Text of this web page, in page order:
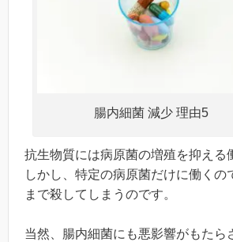
腸内細菌 減少 理由5
抗生物質には病原菌の増殖を抑える
しかし、特定の病原菌だけに働くの
まで殺してしまうのです。
当然、腸内細菌にも悪影響がもたら